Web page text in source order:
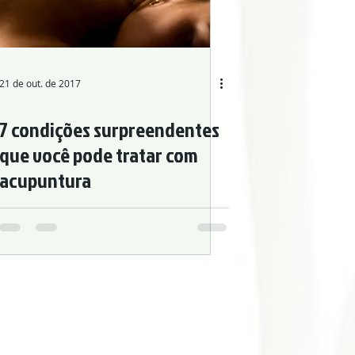
21 de out. de 2017
7 condições surpreendentes
que você pode tratar com
acupuntura